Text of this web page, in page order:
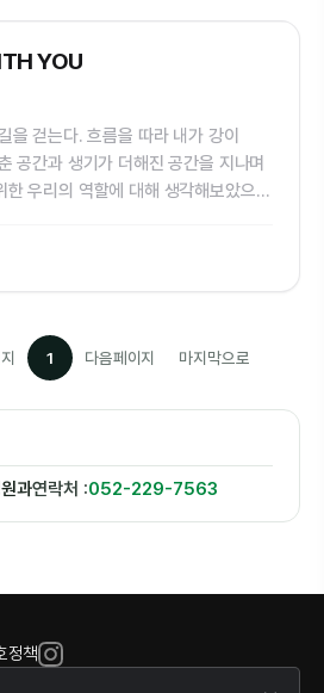
YOU
을 걷는다. 흐름을 따라 내가 강이
공간과 생기가 더해진 공간을 지나며
한 우리의 역할에 대해 생각해보았으면
1 다음페이지 마지막으로
과연락처 :052-229-7563
정책